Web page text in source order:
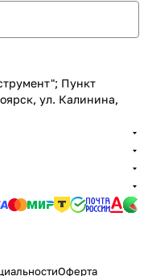
Пункт
ул. Калинина,
Оферта
раз в 2 недели